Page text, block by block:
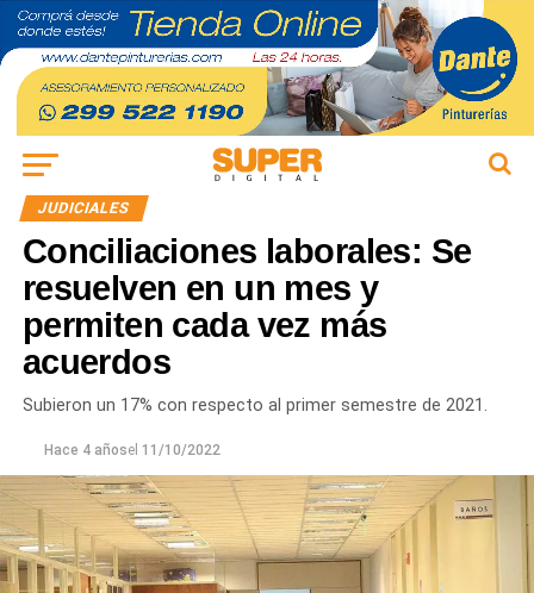
JUDICIALES
Conciliaciones laborales: Se
resuelven en un mes y
permiten cada vez más
acuerdos
Subieron un 17% con respecto al primer semestre de 2021.
Hace 4 añosel 11/10/2022